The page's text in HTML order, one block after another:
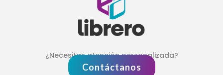
¿Necesitas atención personalizada?
Contáctanos